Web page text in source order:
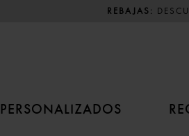
REBAJAS:
PERSONALIZADOS